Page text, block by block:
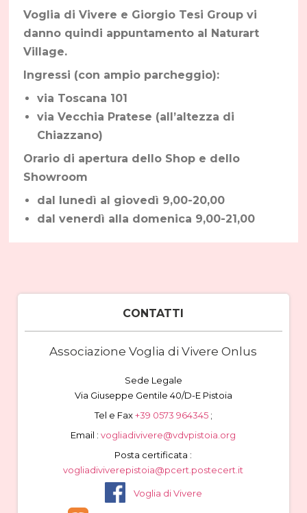
Voglia di Vivere e Giorgio Tesi Group vi
danno quindi appuntamento al Naturart
Village.
Ingressi (con ampio parcheggio):
via Toscana 101
via Vecchia Pratese (all’altezza di
Chiazzano)
Orario di apertura dello Shop e dello
Showroom
dal lunedì al giovedì 9,00-20,00
dal venerdì alla domenica 9,00-21,00
CONTATTI
Associazione Voglia di Vivere Onlus
Sede Legale
Via Giuseppe Gentile 40/D-E Pistoia
Tel e Fax+39 0573 964345 ;
Email : vogliadivivere@vdvpistoia.org
Posta certificata :
vogliadiviverepistoia@pcert.postecert.it
Voglia di Vivere